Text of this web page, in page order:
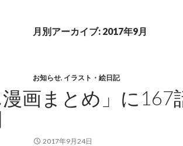
月別アーカイブ: 2017年9月
お知らせ, イラスト・絵日記
画まとめ」に
2017年9月24日